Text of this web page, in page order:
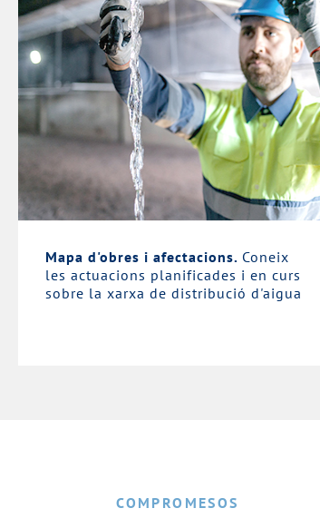
Mapa d'obres i afectacions. Coneix
les actuacions planificades i en curs
sobre la xarxa de distribució d'aigua
COMPROMESOS